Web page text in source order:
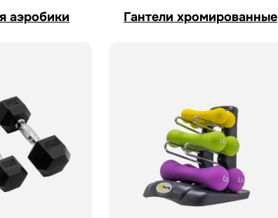
аэробики Гантели хромированные